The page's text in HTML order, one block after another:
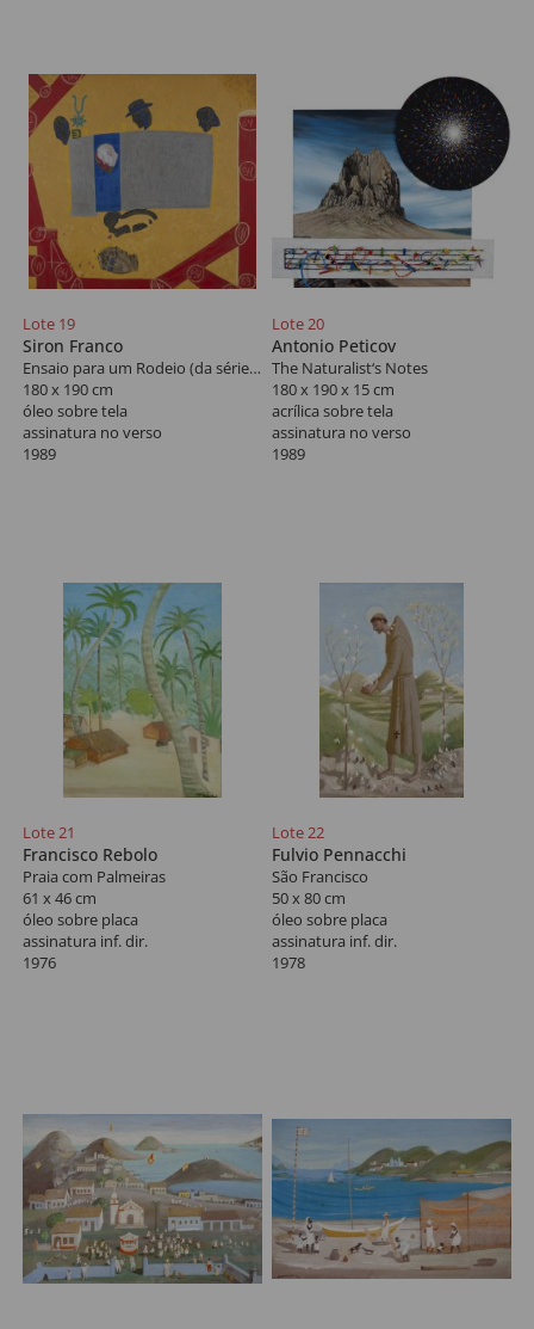
Lote 19
Siron Franco
Ensaio para um Rodeio (da série Curral)
180 x 190 cm
óleo sobre tela
assinatura no verso
1989
Lote 20
Antonio Peticov
The Naturalist‘s Notes
180 x 190 x 15 cm
acrílica sobre tela
assinatura no verso
1989
Lote 21
Francisco Rebolo
Praia com Palmeiras
61 x 46 cm
óleo sobre placa
assinatura inf. dir.
1976
Lote 22
Fulvio Pennacchi
São Francisco
50 x 80 cm
óleo sobre placa
assinatura inf. dir.
1978